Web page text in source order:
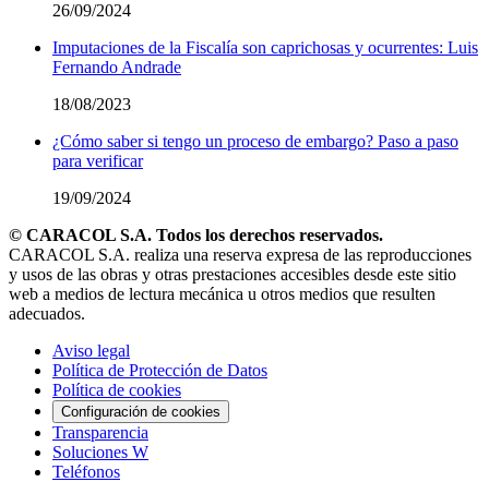
26/09/2024
Imputaciones de la Fiscalía son caprichosas y ocurrentes: Luis
Fernando Andrade
18/08/2023
¿Cómo saber si tengo un proceso de embargo? Paso a paso
para verificar
19/09/2024
© CARACOL S.A. Todos los derechos reservados.
CARACOL S.A. realiza una reserva expresa de las reproducciones
y usos de las obras y otras prestaciones accesibles desde este sitio
web a medios de lectura mecánica u otros medios que resulten
adecuados.
Aviso legal
Política de Protección de Datos
Política de cookies
Configuración de cookies
Transparencia
Soluciones W
Teléfonos